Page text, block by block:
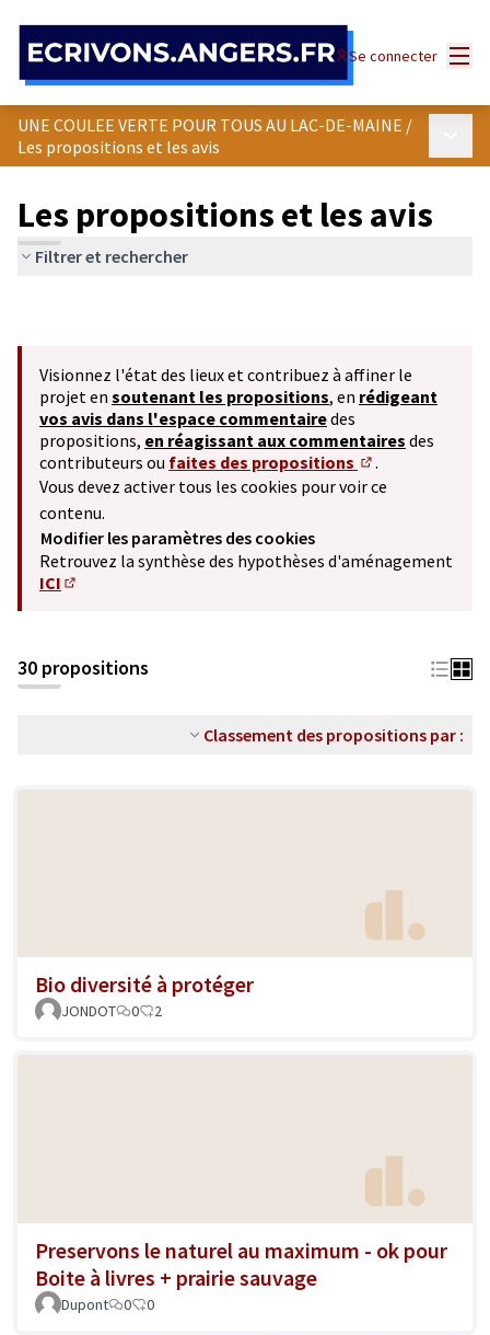
Se connecter
UNE COULEE VERTE POUR TOUS AU LAC-DE-MAINE /
Les propositions et les avis
Les propositions et les avis
Filtrer et rechercher
Visionnez l'état des lieux et contribuez à affiner le
projet en soutenant les propositions, en rédigeant
vos avis dans l'espace commentairedes
propositions, en réagissant aux commentaires des
contributeurs ou faites des propositions
(S'ouvre dans
.
Vous devez activer tous les cookies pour voir ce
contenu.
Modifier les paramètres des cookies
Retrouvez la synthèse des hypothèses d'aménagement
ICI
30 propositions
Classement des propositions par :
Bio diversité à protéger
JONDOT 0 2
Preservons le naturel au maximum - ok pour
Boite à livres + prairie sauvage
Dupont 0 0